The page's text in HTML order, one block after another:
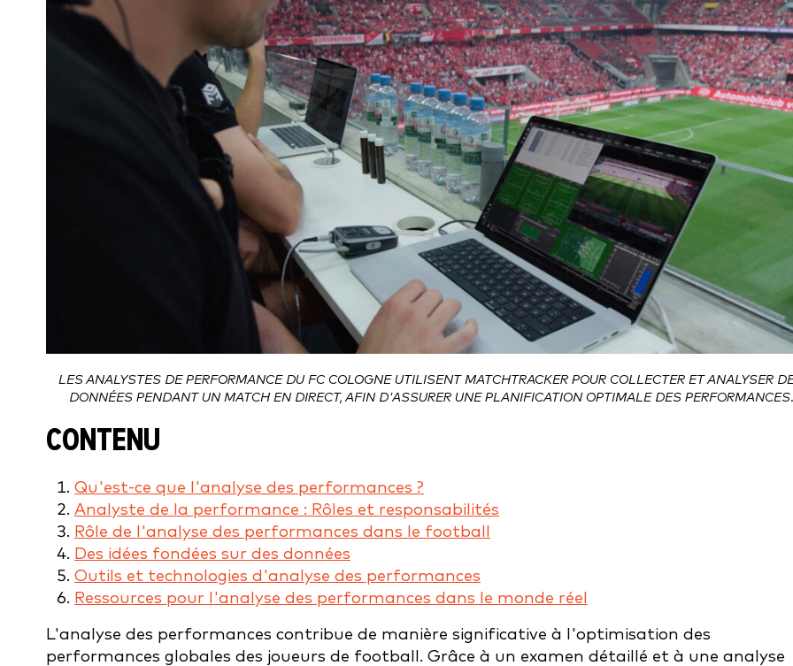
LES ANALYSTES DE PERFORMANCE DU FC COLOGNE UTILISENT MATCHTRACKER POUR COLLECTER ET ANALYSER
DONNÉES PENDANT UN MATCH EN DIRECT, AFIN D'ASSURER UNE PLANIFICATION OPTIMALE DES PERFORMANCES.
CONTENU
Qu'est-ce que l'analyse des performances ?
Analyste de la performance : Rôles et responsabilités
Rôle de l'analyse des performances dans le football
Des idées fondées sur des données
Outils et technologies d'analyse des performances
Ressources pour l'analyse des performances dans le monde réel
L'analyse des performances contribue de manière significative à l'optimisation des
performances globales des joueurs de football. Grâce à un examen détaillé et à une analyse